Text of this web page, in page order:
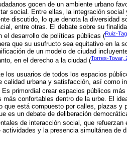
gocen de un ambiente urbano
social. Entre ellas, la integración social
discutido, lo que denota la diversidad
entre otras. El debate sobre su
el desarrollo de políticas públicas (Ruiz-
que su usufructo sea equitativo en la
de un modelo de ciudad
en el derecho a la ciudad (Torres-Tovar,
los usuarios de todos los espacios
calidad urbana y satisfacción, así como
Es primordial crear espacios públicos
confortables dentro de la urbe. El
está compuesto por calles, plazas y
es un debate de deliberación
de interacción social, que refuerzan
y la presencia simultánea de